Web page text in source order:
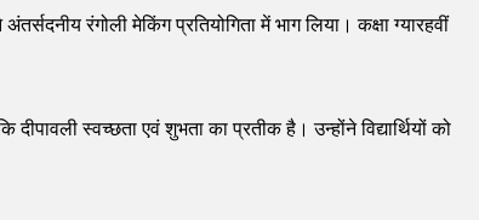
रंगोली मेकिंग प्रतियोगिता में भाग लिया। कक्षा ग्यारहवीं
स्वच्छता एवं शुभता का प्रतीक है। उन्होंने विद्यार्थियों को